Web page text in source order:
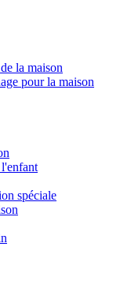
la maison
pour la maison
spéciale